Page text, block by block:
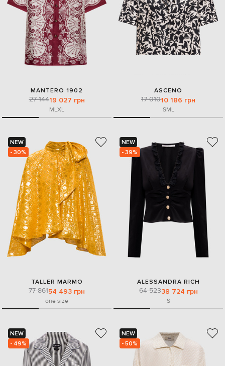
MANTERO 1902
27 14419 027 грн
MLXL
ASCENO
17 01010 186 грн
SML
NEW
- 30%
TALLER MARMO
77 86154 493 грн
one size
NEW
- 39%
ALESSANDRA RICH
64 52338 724 грн
S
NEW
- 49%
NEW
- 50%